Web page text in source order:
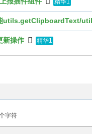
精华1
能utils.getClipboardText/
新操作 精华1
字符